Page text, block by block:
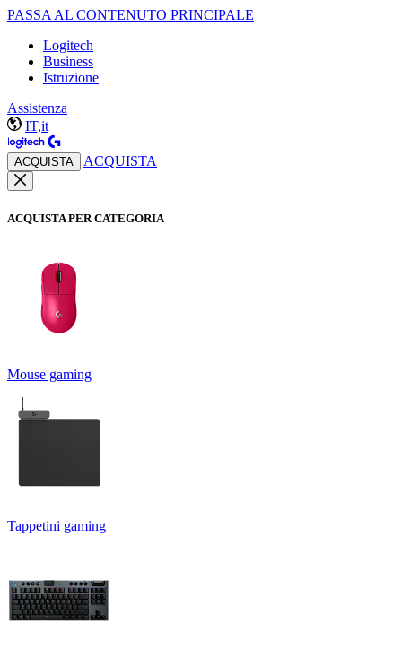
PASSA AL CONTENUTO PRINCIPALE
Logitech
Business
Istruzione
Assistenza
IT,it
ACQUISTA ACQUISTA
ACQUISTA PER CATEGORIA
Mouse gaming
Tappetini gaming